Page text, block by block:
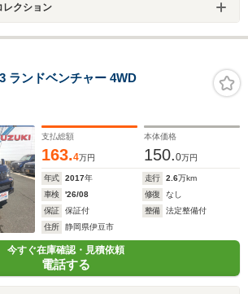
レクション
ランドベンチャー 4WD
支払総額
163.4万円
本体価格
150.0万円
年式 2017年 走行 2.6万km
車検
'26/08 修復
なし
保証
保証付 整備
法定整備付
住所
静岡県伊豆市
今すぐ在庫確認・見積依頼
電話する